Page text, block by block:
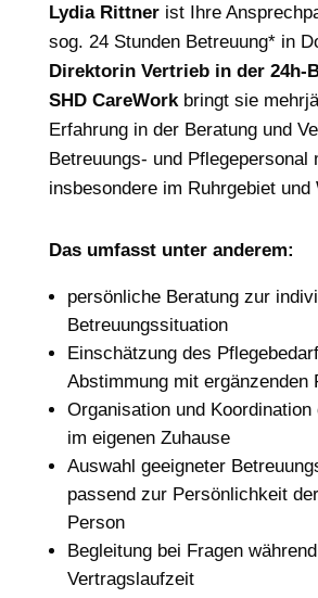
Lydia Rittnerist Ihre
sog. 24 Stunden Betreuung* in
Direktorin Vertrieb in der 24h-
SHD CareWorkbringt sie
Erfahrung in der Beratung und
Betreuungs- und Pflegepersonal
insbesondere im Ruhrgebiet und
Das umfasst unter anderem:
persönliche Beratung zur
Betreuungssituation
Einschätzung des
Abstimmung mit ergänzenden
Organisation und Koordination
im eigenen Zuhause
Auswahl geeigneter
passend zur Persönlichkeit
Person
Begleitung bei Fragen
Vertragslaufzeit